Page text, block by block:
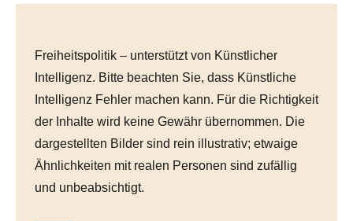
Freiheitspolitik – unterstützt von Künstlicher
Intelligenz. Bitte beachten Sie, dass Künstliche
Intelligenz Fehler machen kann. Für die Richtigkeit
der Inhalte wird keine Gewähr übernommen. Die
dargestellten Bilder sind rein illustrativ; etwaige
Ähnlichkeiten mit realen Personen sind zufällig
und unbeabsichtigt.